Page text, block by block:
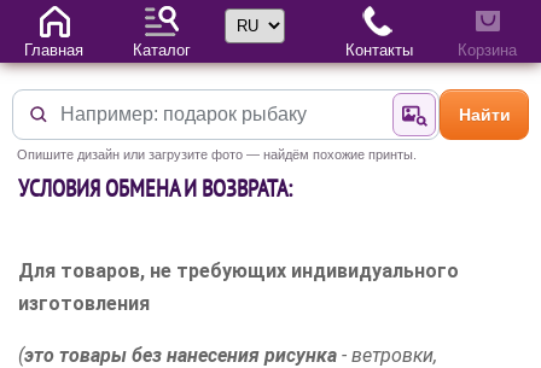
Найти поНайти
Опишите дизайн или загрузите фото — найдём похожие принты.
УСЛОВИЯ ОБМЕНА И ВОЗВРАТА:
Для товаров, не требующих индивидуального
изготовления
(это товары без нанесения рисунка - ветровки,
Главная Каталог
Выбор языка
Контакты Корзина